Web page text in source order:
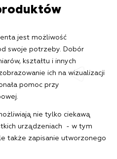
jest możliwość
swoje potrzeby. Dobór
kształtu i innych
ich na wizualizacji
pomoc przy
nie tylko ciekawą
urządzeniach - w tym
także zapisanie utworzonego